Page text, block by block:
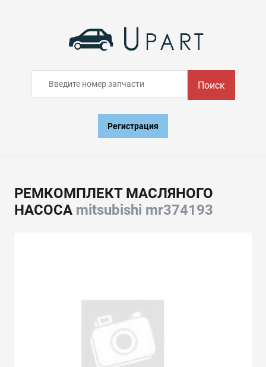
Поиск
Регистрация
РЕМКОМПЛЕКТ МАСЛЯНОГО
НАСОСА mitsubishi mr374193